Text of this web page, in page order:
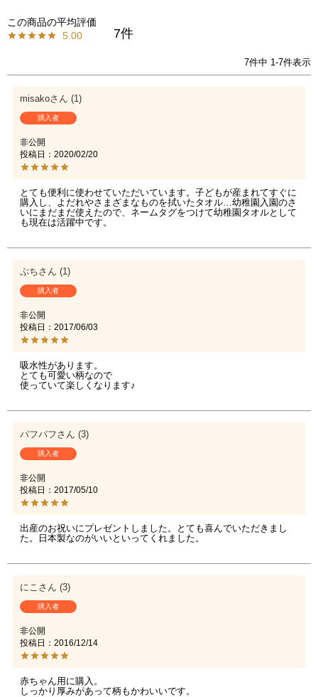
5.00 7
7件中 1-7件表示
misako 1
購入者
非公開
投稿日
2020/02/20
とても便利に使わせていただいています。子どもが産まれてすぐに
購入し、よだれやさまざまなものを拭いたタオル…幼稚園入園のさ
いにまだまだ使えたので、ネームタグをつけて幼稚園タオルとして
も現在は活躍中です。
ぷち 1
購入者
非公開
投稿日
2017/06/03
吸水性があります。
とても可愛い柄なので
使っていて楽しくなります♪
パフパフ 3
購入者
非公開
投稿日
2017/05/10
出産のお祝いにプレゼントしました。とても喜んでいただきまし
た。日本製なのがいいといってくれました。
にこ 3
購入者
非公開
投稿日
2016/12/14
赤ちゃん用に購入。
しっかり厚みがあって柄もかわいいです。